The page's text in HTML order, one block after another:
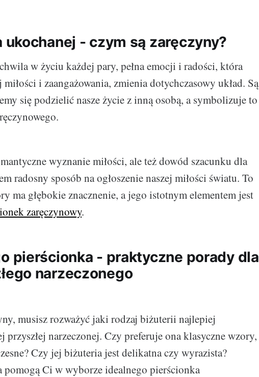
ukochanej - czym są zaręczyny?
w życiu każdej pary, pełna emocji i radości, która
i zaangażowania, zmienia dotychczasowy układ. Są
się podzielić nasze życie z inną osobą, a symbolizuje to
wyznanie miłości, ale też dowód szacunku dla
radosny sposób na ogłoszenie naszej miłości światu. To
ma głębokie znacznenie, a jego istotnym elementem jest
zaręczynowy.
pierścionka - praktyczne porady dla
narzeczonego
musisz rozważyć jaki rodzaj biżuterii najlepiej
narzeczonej. Czy preferuje ona klasyczne wzory,
Czy jej biżuteria jest delikatna czy wyrazista?
pomogą Ci w wyborze idealnego pierścionka